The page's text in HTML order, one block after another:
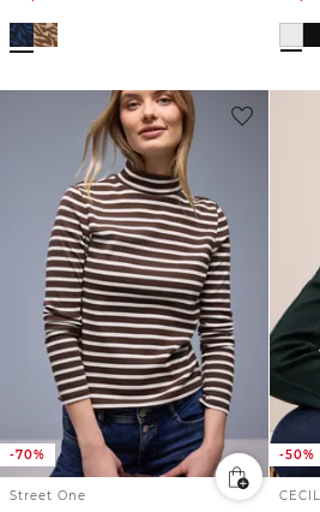
-70%
Street One
-50%
CECIL